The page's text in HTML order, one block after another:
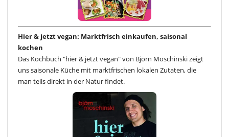
Hier & jetzt vegan: Marktfrisch einkaufen, saisonal
kochen
Das Kochbuch "hier & jetzt vegan" von Björn Moschinski zeigt
uns saisonale Küche mit marktfrischen lokalen Zutaten, die
man teils direkt in der Natur findet.